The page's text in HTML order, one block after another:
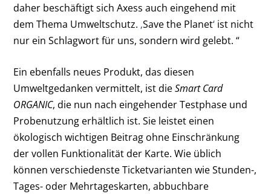
daher beschäftigt sich Axess auch eingehend mit
dem Thema Umweltschutz. ‚Save the Planet‘ ist nicht
nur ein Schlagwort für uns, sondern wird gelebt. “
Ein ebenfalls neues Produkt, das diesen
Umweltgedanken vermittelt, ist dieSmart Card
ORGANIC, die nun nach eingehender Testphase und
Probenutzung erhältlich ist. Sie leistet einen
ökologisch wichtigen Beitrag ohne Einschränkung
der vollen Funktionalität der Karte. Wie üblich
können verschiedenste Ticketvarianten wie Stunden-,
Tages- oder Mehrtageskarten, abbuchbare